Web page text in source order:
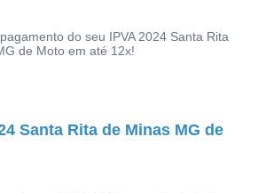
do seu IPVA 2024 Santa Rita
de Moto em até 12x!
Santa Rita de Minas MG de